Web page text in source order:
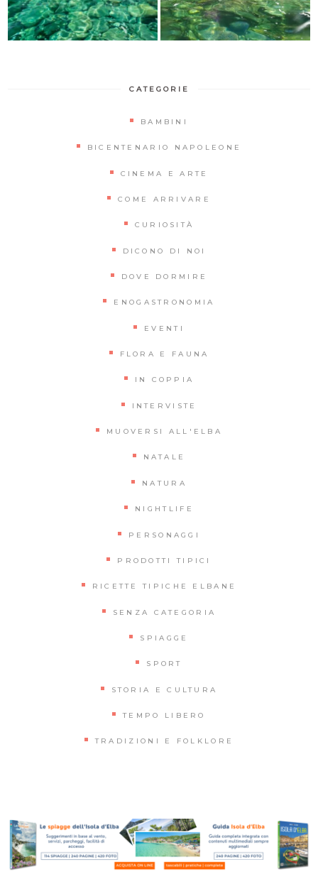
CATEGORIE
BAMBINI
BICENTENARIO NAPOLEONE
CINEMA E ARTE
COME ARRIVARE
CURIOSITÀ
DICONO DI NOI
DOVE DORMIRE
ENOGASTRONOMIA
EVENTI
FLORA E FAUNA
IN COPPIA
INTERVISTE
MUOVERSI ALL'ELBA
NATALE
NATURA
NIGHTLIFE
PERSONAGGI
PRODOTTI TIPICI
RICETTE TIPICHE ELBANE
SENZA CATEGORIA
SPIAGGE
SPORT
STORIA E CULTURA
TEMPO LIBERO
TRADIZIONI E FOLKLORE